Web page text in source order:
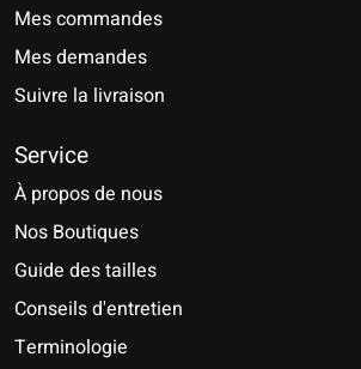
Mes commandes
Mes demandes
Suivre la livraison
Service
À propos de nous
Nos Boutiques
Guide des tailles
Conseils d'entretien
Terminologie